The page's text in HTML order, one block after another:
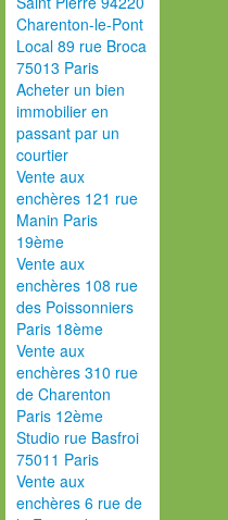
Charenton-le-Pont
Local 89 rue Broca
75013 Paris
Acheter un bien
immobilier en
passant par un
courtier
Vente aux
enchères 121 rue
Manin Paris
19ème
Vente aux
enchères 108 rue
des Poissonniers
Paris 18ème
Vente aux
enchères 310 rue
de Charenton
Paris 12ème
Studio rue Basfroi
75011 Paris
Vente aux
enchères 6 rue de